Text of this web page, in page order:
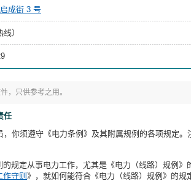
成街 3 号
）
，只供参考之用。
任
，你须遵守《电力条例》及其附属规例的各项规定
的规定从事电力工作，尤其是《电力（线路）规例
作守则 》，就如何能符合《电力（线路）规例》的